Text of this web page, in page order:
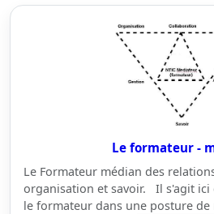
Le formateur -
Le Formateur médian des
organisation et savoir. Il s'agit ici
le formateur dans une posture de